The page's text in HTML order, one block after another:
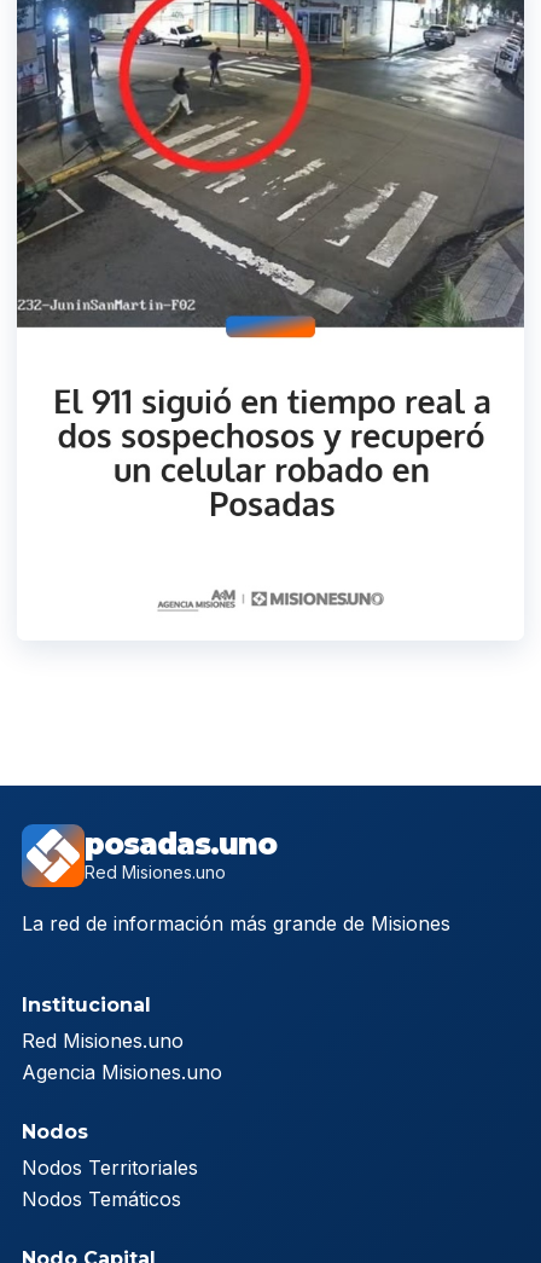
posadas.uno
Red Misiones.uno
La red de información más grande de Misiones
Institucional
Red Misiones.uno
Agencia Misiones.uno
Nodos
Nodos Territoriales
Nodos Temáticos